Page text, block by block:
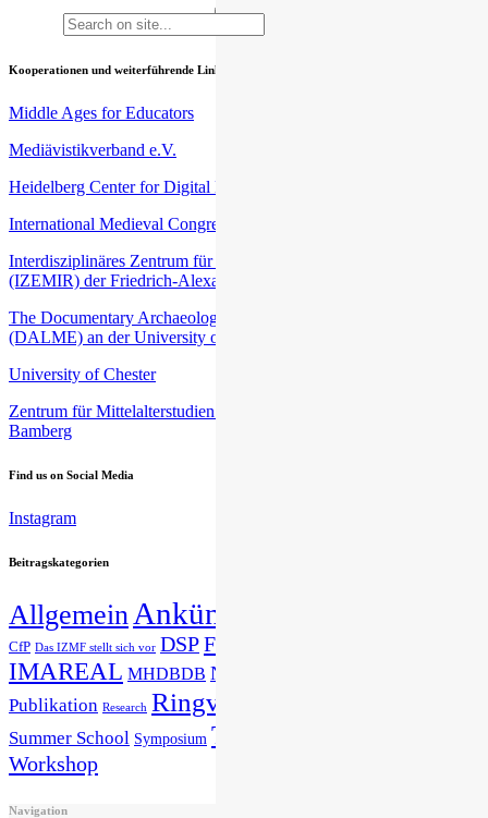
Kooperationen und weiterführende Links
Middle Ages for Educators
Mediävistikverband e.V.
Heidelberg Center for Digital Humanities (HCDH)
International Medieval Congress (IMC) an der University of Leeds
Interdisziplinäres Zentrum für Mittelalter- und Renaissancestudien
(IZEMIR) der Friedrich-Alexander-Universität Erlangen-Nürnberg
The Documentary Archaeology of Late Medieval Europe
(DALME) an der University of Harvard
University of Chester
Zentrum für Mittelalterstudien (ZEMAS) an der Universität
Bamberg
Find us on Social Media
Instagram
Beitragskategorien
Allgemein Ankündigungen
CfP Das IZMF stellt sich vor DSPForschung
IMAREAL MHDBDB Nachwuchsnetzwerk
Publikation Research Ringvorlesung
Summer School Symposium Tagung
Workshop
Navigation